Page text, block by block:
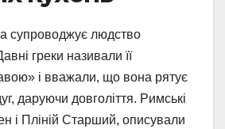
супроводжує людство
греки називали її
і вважали, що вона рятує
даруючи довголіття. Римські
і Пліній Старший, описували